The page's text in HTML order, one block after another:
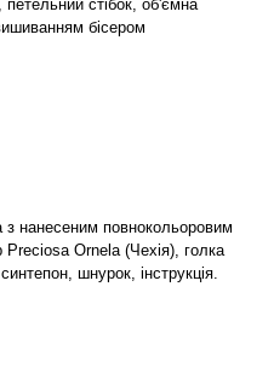
петельний стібок, об'ємна
бісером
з нанесеним повнокольоровим
Ornela (Чехія), голка
шнурок, інструкція.